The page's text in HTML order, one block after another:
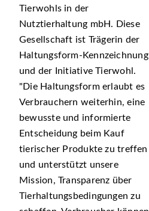
Tierwohls in der
Nutztierhaltung mbH. Diese
Gesellschaft ist Trägerin der
Haltungsform-Kennzeichnung
und der Initiative Tierwohl.
Die Haltungsform erlaubt es
Verbrauchern weiterhin, eine
bewusste und informierte
Entscheidung beim Kauf
tierischer Produkte zu treffen
und unterstützt unsere
Mission, Transparenz über
Tierhaltungsbedingungen zu